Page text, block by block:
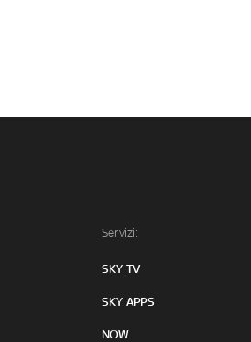
Servizi:
SKY TV
SKY APPS
NOW